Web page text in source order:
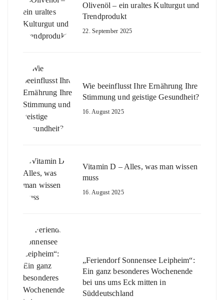
Olivenöl – ein uraltes Kulturgut und
Trendprodukt
22. September 2025
Wie beeinflusst Ihre Ernährung Ihre
Stimmung und geistige Gesundheit?
16. August 2025
Vitamin D – Alles, was man wissen
muss
16. August 2025
„Feriendorf Sonnensee Leipheim“:
Ein ganz besonderes Wochenende
bei uns ums Eck mitten in
Süddeutschland